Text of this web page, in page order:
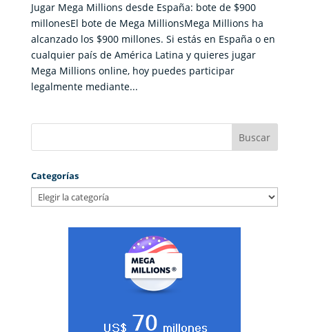
Jugar Mega Millions desde España: bote de $900
millonesEl bote de Mega MillionsMega Millions ha
alcanzado los $900 millones. Si estás en España o en
cualquier país de América Latina y quieres jugar
Mega Millions online, hoy puedes participar
legalmente mediante...
Categorías
Categorías